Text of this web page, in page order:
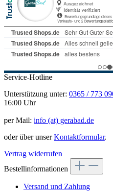
Service-Hotline
Unterstützung unter: 0365 / 773
16:00 Uhr
per Mail: info (at) gerabad.de
oder über unserKontaktformular.
Vertrag widerrufen
Bestellinformationen
Versand und Zahlung